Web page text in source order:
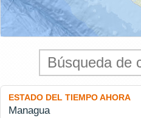
ESTADO DEL TIEMPO AHORA
Managua